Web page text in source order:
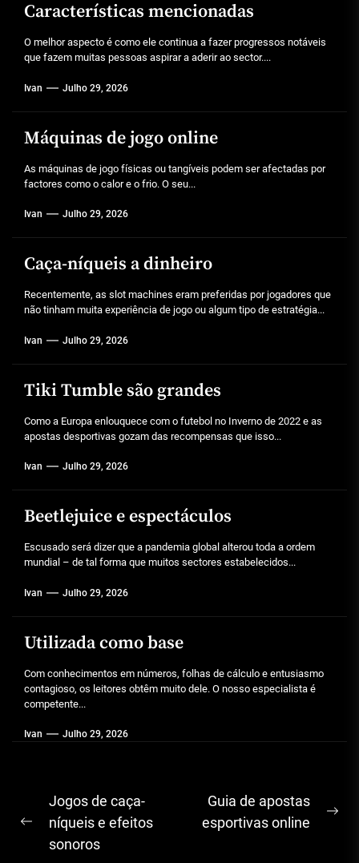
Características mencionadas
O melhor aspecto é como ele continua a fazer progressos notáveis
que fazem muitas pessoas aspirar a aderir ao sector....
Ivan Julho 29, 2026
Máquinas de jogo online
As máquinas de jogo físicas ou tangíveis podem ser afectadas por
factores como o calor e o frio. O seu...
Ivan Julho 29, 2026
Caça-níqueis a dinheiro
Recentemente, as slot machines eram preferidas por jogadores que
não tinham muita experiência de jogo ou algum tipo de estratégia...
Ivan Julho 29, 2026
Tiki Tumble são grandes
Como a Europa enlouquece com o futebol no Inverno de 2022 e as
apostas desportivas gozam das recompensas que isso...
Ivan Julho 29, 2026
Beetlejuice e espectáculos
Escusado será dizer que a pandemia global alterou toda a ordem
mundial – de tal forma que muitos sectores estabelecidos...
Ivan Julho 29, 2026
Utilizada como base
Com conhecimentos em números, folhas de cálculo e entusiasmo
contagioso, os leitores obtêm muito dele. O nosso especialista é
competente...
Ivan Julho 29, 2026
Navegação
de
artigos
Previous
post:
Jogos de caça-
níqueis e efeitos
sonoros
Guia de apostas
esportivas online